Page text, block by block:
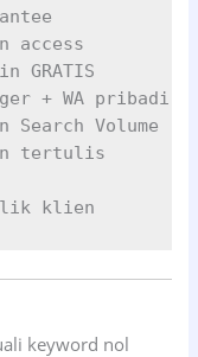
access
GRATIS
+ WA pribadi
Search Volume
tertulis
klien
keyword nol